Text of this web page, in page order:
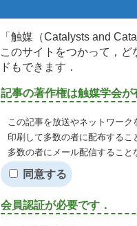
「触媒（Catalysts and
このサイトをつかって，
ドもできます．
記事の著作権は触媒学会が
この記事を放送やネットワー
印刷して多数の者に配布するこ
多数の者にメール配信すること
同意する
会員認証が必要です．